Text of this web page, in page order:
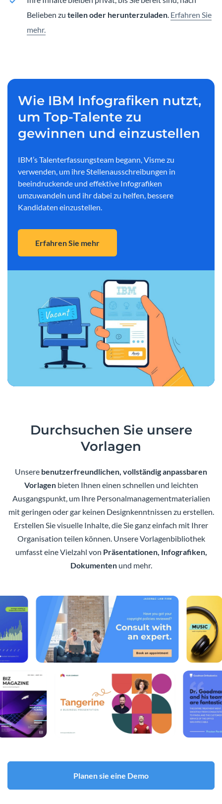
Belieben zu teilen oder herunterzuladen Erfahren Sie
mehr.
Wie IBM Infografiken nutzt,
um Top-Talente zu
gewinnen und einzustellen
IBM’s Talenterfassungsteam begann, Visme zu
verwenden, um ihre Stellenausschreibungen in
beeindruckende und effektive Infografiken
umzuwandeln und ihr dabei zu helfen, bessere
Kandidaten einzustellen.
Erfahren Sie mehr
Durchsuchen Sie unsere
Vorlagen
Unsere benutzerfreundlichen, vollständig anpassbaren
Vorlagenbieten Ihnen einen schnellen und leichten
Ausgangspunkt, um Ihre Personalmanagementmaterialien
mit geringen oder gar keinen Designkenntnissen zu erstellen.
Erstellen Sie visuelle Inhalte, die Sie ganz einfach mit Ihrer
Organisation teilen können. Unsere Vorlagenbibliothek
umfasst eine Vielzahl von Präsentationen, Infografiken,
Dokumentenund mehr.
Planen sie eine Demo